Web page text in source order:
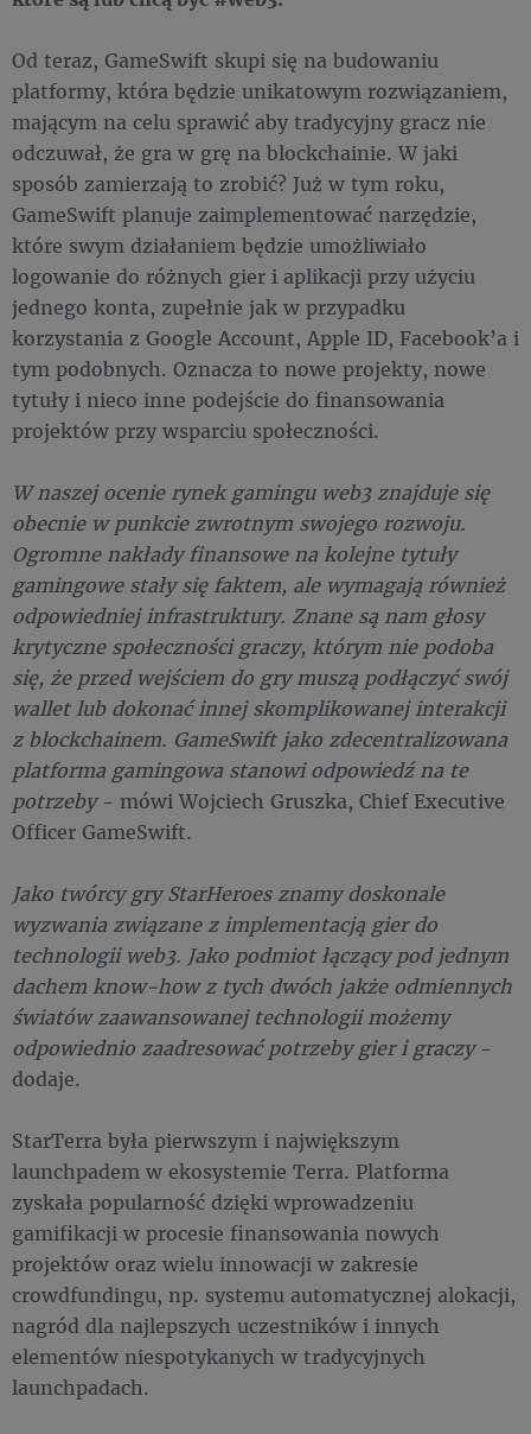
Od teraz, GameSwift skupi się na budowaniu
platformy, która będzie unikatowym rozwiązaniem,
mającym na celu sprawić aby tradycyjny gracz nie
odczuwał, że gra w grę na blockchainie. W jaki
sposób zamierzają to zrobić? Już w tym roku,
GameSwift planuje zaimplementować narzędzie,
które swym działaniem będzie umożliwiało
logowanie do różnych gier i aplikacji przy użyciu
jednego konta, zupełnie jak w przypadku
korzystania z Google Account, Apple ID, Facebook’a i
tym podobnych. Oznacza to nowe projekty, nowe
tytuły i nieco inne podejście do finansowania
projektów przy wsparciu społeczności.
W naszej ocenie rynek gamingu web3 znajduje się
obecnie w punkcie zwrotnym swojego rozwoju.
Ogromne nakłady finansowe na kolejne tytuły
gamingowe stały się faktem, ale wymagają również
odpowiedniej infrastruktury. Znane są nam głosy
krytyczne społeczności graczy, którym nie podoba
się, że przed wejściem do gry muszą podłączyć swój
wallet lub dokonać innej skomplikowanej interakcji
z blockchainem. GameSwift jako zdecentralizowana
platforma gamingowa stanowi odpowiedź na te
potrzeby- mówi Wojciech Gruszka, Chief Executive
Officer GameSwift.
Jako twórcy gry StarHeroes znamy doskonale
wyzwania związane z implementacją gier do
technologii web3. Jako podmiot łączący pod jednym
dachem know-how z tych dwóch jakże odmiennych
światów zaawansowanej technologii możemy
odpowiednio zaadresować potrzeby gier i graczy -
dodaje.
StarTerra była pierwszym i największym
launchpadem w ekosystemie Terra. Platforma
zyskała popularność dzięki wprowadzeniu
gamifikacji w procesie finansowania nowych
projektów oraz wielu innowacji w zakresie
crowdfundingu, np. systemu automatycznej alokacji,
nagród dla najlepszych uczestników i innych
elementów niespotykanych w tradycyjnych
launchpadach.